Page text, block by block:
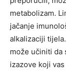
metabolizam.
jačanje
alkalizaciji
može učiniti da
izazove koji